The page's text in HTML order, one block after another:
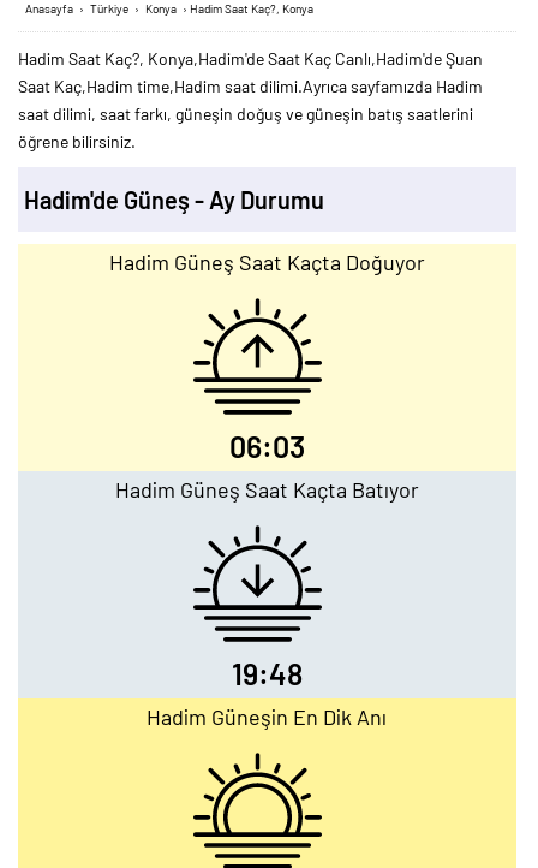
Anasayfa › Türkiye › Konya › Hadim Saat Kaç?, Konya
Hadim Saat Kaç?, Konya,Hadim'de Saat Kaç Canlı,Hadim'de Şuan
Saat Kaç,Hadim time,Hadim saat dilimi.Ayrıca sayfamızda Hadim
saat dilimi, saat farkı, güneşin doğuş ve güneşin batış saatlerini
öğrene bilirsiniz.
Hadim'de Güneş - Ay Durumu
Hadim Güneş Saat Kaçta Doğuyor
06:03
Hadim Güneş Saat Kaçta Batıyor
19:48
Hadim Güneşin En Dik Anı